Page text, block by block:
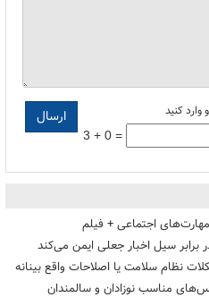
کنید
3 + 0 =
اجتماعی + فیلم
برابر سیل اخبار جعلی ایمن می‌کند
نظام سلامت یا اصلاحات واقع بینانه
مناسب نوزادان و سالمندان